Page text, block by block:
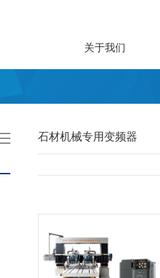
关于我们
石材机械专用变频器